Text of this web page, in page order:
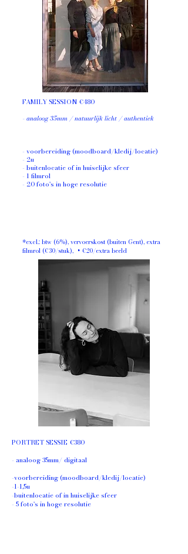
FAMILY SESSION €480
- analoog 35mm / natuurlijk licht / authentiek
- voorbereiding (moodboard/kledij/locatie)
- 2u
- buitenlocatie of in huiselijke sfeer
- 1 filmrol
- 20 foto's in hoge resolutie
*excl.: btw (6%), vervoerskost (buiten Gent), extra
filmrol (€30/stuk), + €20/extra beeld
PORTRET SESSIE €380
- analoog 35mm/ digitaal
-voorbereiding (moodboard/kledij/locatie)
-1-1,5u
-buitenlocatie of in huiselijke sfeer
- 5 foto's in hoge resolutie